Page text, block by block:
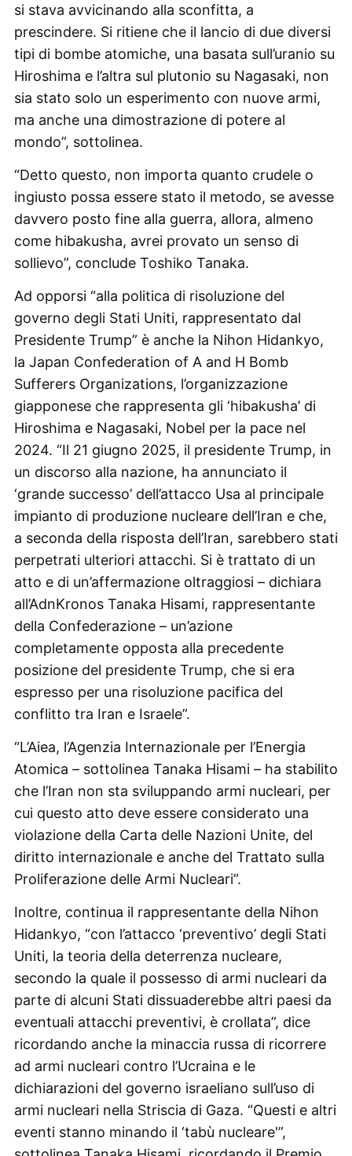
si stava avvicinando alla sconfitta, a
prescindere. Si ritiene che il lancio di due diversi
tipi di bombe atomiche, una basata sull’uranio su
Hiroshima e l’altra sul plutonio su Nagasaki, non
sia stato solo un esperimento con nuove armi,
ma anche una dimostrazione di potere al
mondo”, sottolinea.
“Detto questo, non importa quanto crudele o
ingiusto possa essere stato il metodo, se avesse
davvero posto fine alla guerra, allora, almeno
come hibakusha, avrei provato un senso di
sollievo”, conclude Toshiko Tanaka.
Ad opporsi “alla politica di risoluzione del
governo degli Stati Uniti, rappresentato dal
Presidente Trump” è anche la Nihon Hidankyo,
la Japan Confederation of A and H Bomb
Sufferers Organizations, l’organizzazione
giapponese che rappresenta gli ‘hibakusha’ di
Hiroshima e Nagasaki, Nobel per la pace nel
2024. “Il 21 giugno 2025, il presidente Trump, in
un discorso alla nazione, ha annunciato il
‘grande successo’ dell’attacco Usa al principale
impianto di produzione nucleare dell’Iran e che,
a seconda della risposta dell’Iran, sarebbero stati
perpetrati ulteriori attacchi. Si è trattato di un
atto e di un’affermazione oltraggiosi – dichiara
all’AdnKronos Tanaka Hisami, rappresentante
della Confederazione – un’azione
completamente opposta alla precedente
posizione del presidente Trump, che si era
espresso per una risoluzione pacifica del
conflitto tra Iran e Israele”.
“L’Aiea, l’Agenzia Internazionale per l’Energia
Atomica – sottolinea Tanaka Hisami – ha stabilito
che l’Iran non sta sviluppando armi nucleari, per
cui questo atto deve essere considerato una
violazione della Carta delle Nazioni Unite, del
diritto internazionale e anche del Trattato sulla
Proliferazione delle Armi Nucleari”.
Inoltre, continua il rappresentante della Nihon
Hidankyo, “con l’attacco ‘preventivo’ degli Stati
Uniti, la teoria della deterrenza nucleare,
secondo la quale il possesso di armi nucleari da
parte di alcuni Stati dissuaderebbe altri paesi da
eventuali attacchi preventivi, è crollata”, dice
ricordando anche la minaccia russa di ricorrere
ad armi nucleari contro l’Ucraina e le
dichiarazioni del governo israeliano sull’uso di
armi nucleari nella Striscia di Gaza. “Questi e altri
eventi stanno minando il ‘tabù nucleare'”,